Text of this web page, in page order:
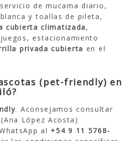
de mucama diario,
y toallas de pileta,
cubierta climatizada,
estacionamiento
privada cubierta en el
(pet-friendly) en
. Aconsejamos consultar
López Acosta)
al +54 9 11 5768-